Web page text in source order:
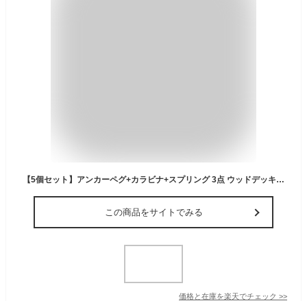
【5個セット】アンカーペグ+カラビナ+スプリング 3点 ウッドデッキ用 アルミ 軽量 留め具 魚骨ペグ MOT-HIKMKRAF05S
この商品をサイトでみる
価格と在庫を楽天でチェック >>